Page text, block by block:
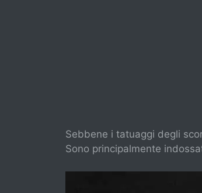
Sebbene i tatuaggi degli
Sono principalmente